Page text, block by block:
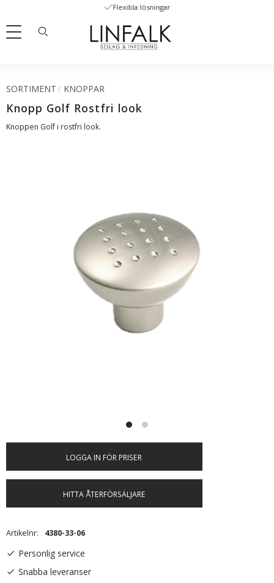
Meny
Flexibla lösningar
SORTIMENT KNOPPAR
Knopp Golf Rostfri look
Knoppen Golf i rostfri look.
LOGGA IN FÖR PRISER
HITTA ÅTERFÖRSÄLJARE
Artikelnr 4380-33-06
Personlig service
Snabba leveranser